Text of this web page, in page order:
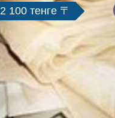
2 100 тенге 〒